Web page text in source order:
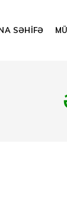
SƏHİFƏ